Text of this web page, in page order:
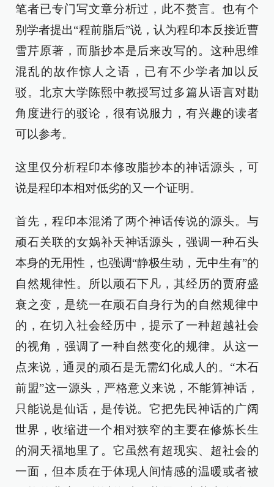
笔者已专门写文章分析过，此不赘言。也有个
别学者提出“程前脂后”说，认为程印本反接近曹
雪芹原著，而脂抄本是后来改写的。这种思维
混乱的故作惊人之语，已有不少学者加以反
驳。北京大学陈熙中教授写过多篇从语言对勘
角度进行的驳论，很有说服力，有兴趣的读者
可以参考。
这里仅分析程印本修改脂抄本的神话源头，可
说是程印本相对低劣的又一个证明。
首先，程印本混淆了两个神话传说的源头。与
顽石关联的女娲补天神话源头，强调一种石头
本身的无用性，也强调“静极生动，无中生有”的
自然规律性。所以顽石下凡，其经历的贾府盛
衰之变，是统一在顽石自身行为的自然规律中
的，在切入社会经历中，提示了一种超越社会
的视角，强调了一种自然变化的规律。从这一
点来说，通灵的顽石是无需幻化成人的。“木石
前盟”这一源头，严格意义来说，不能算神话，
只能说是仙话，是传说。它把先民神话的广阔
世界，收缩进一个相对狭窄的主要在修炼长生
的洞天福地里了。它虽然有超现实、超社会的
一面，但本质在于体现人间情感的温暖或者被